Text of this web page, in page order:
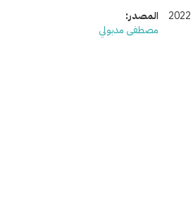
2022
المصدر:
مصطفى مدبولي